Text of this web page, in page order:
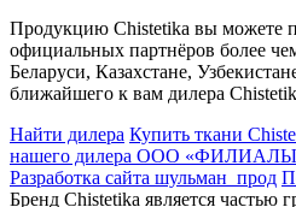
Продукцию Chistetika вы можете
официальных партнёров более
Беларуси, Казахстане,
ближайшего к вам дилера
Найти дилера Купить ткани
нашего дилера ООО
Разработка сайта шульман_прод
Бренд Chistetika является